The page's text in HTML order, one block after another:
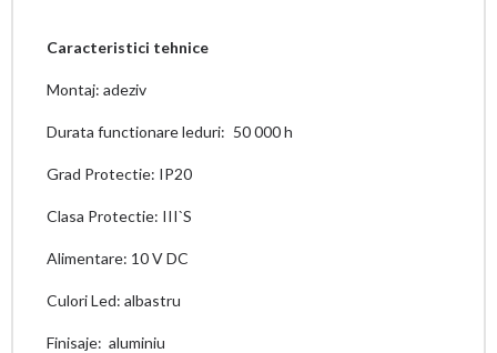
Caracteristici tehnice
Montaj: adeziv
Durata functionare leduri: 50 000 h
Grad Protectie: IP20
Clasa Protectie: III`S
Alimentare: 10 V DC
Culori Led: albastru
Finisaje: aluminiu